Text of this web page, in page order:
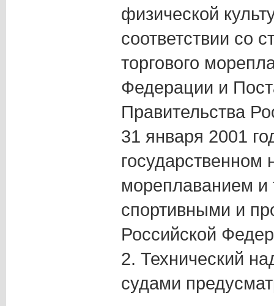
физической
соответствии со
торгового
Федерации и
Правительства
31 января 2001
государственном
мореплаванием и
спортивными и
Российской
2. Технический
судами